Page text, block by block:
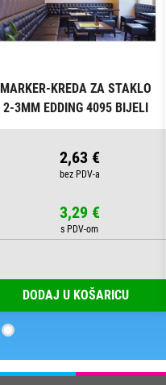
MARKER-KREDA ZA STAKLO
2-3MM EDDING 4095 BIJELI
2,63 €
3,29 €
DODAJ U KOŠARICU